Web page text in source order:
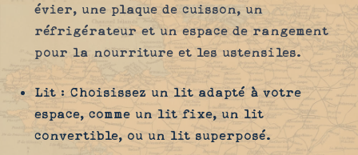
évier, une plaque de cuisson, un
réfrigérateur et un espace de rangement
pour la nourriture et les ustensiles.
Lit : Choisissez un lit adapté à votre
espace, comme un lit fixe, un lit
convertible, ou un lit superposé.